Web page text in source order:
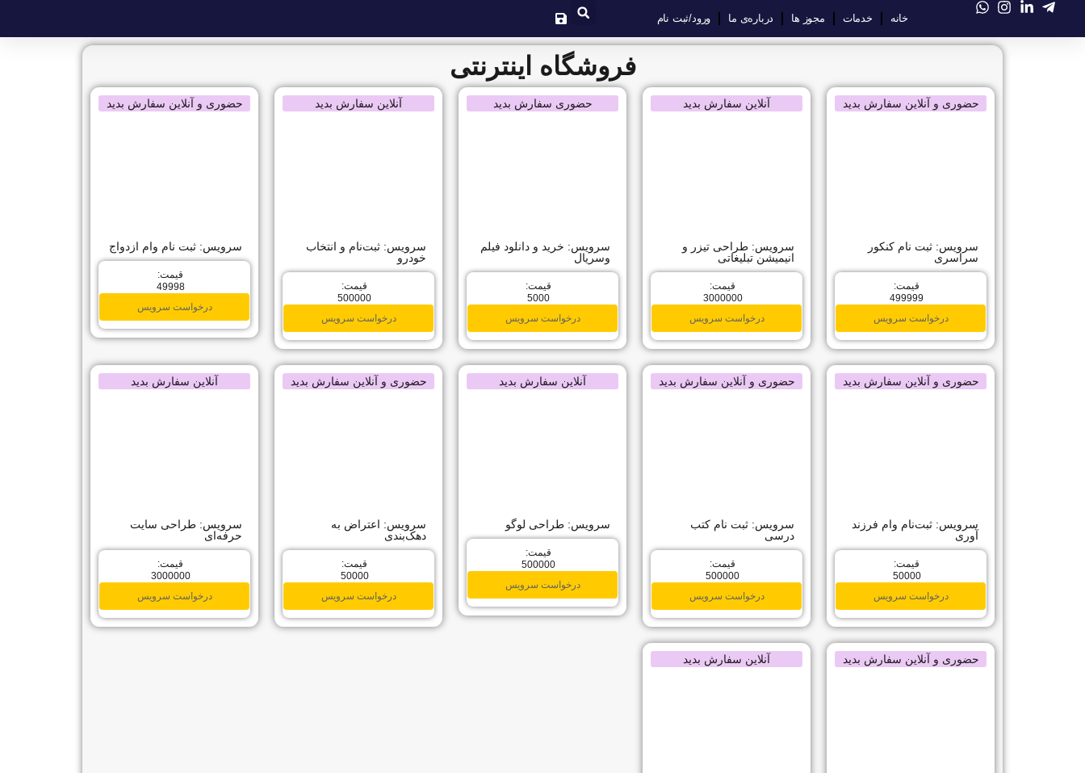
خانه خدمات مجوز ها درباره‌ی ما ورود/ثبت نام
فروشگاه اینترنتی
حضوری و آنلاین سفارش بدید
سرویس: ثبت نام کنکور
سراسری
قیمت:
499999
درخواست سرویس
آنلاین سفارش بدید
سرویس: طراحی تیزر و
انیمیشن تبلیغاتی
قیمت:
3000000
درخواست سرویس
حضوری سفارش بدید
سرویس: خرید و دانلود فیلم
وسریال
قیمت:
5000
درخواست سرویس
آنلاین سفارش بدید
سرویس: ثبت‌نام و انتخاب
خودرو
قیمت:
500000
درخواست سرویس
حضوری و آنلاین سفارش بدید
سرویس: ثبت نام وام ازدواج
قیمت:
49998
درخواست سرویس
حضوری و آنلاین سفارش بدید
سرویس: ثبت‌نام وام فرزند
آوری
قیمت:
50000
درخواست سرویس
حضوری و آنلاین سفارش بدید
سرویس: ثبت نام کتب
درسی
قیمت:
500000
درخواست سرویس
آنلاین سفارش بدید
سرویس: طراحی لوگو
قیمت:
500000
درخواست سرویس
حضوری و آنلاین سفارش بدید
سرویس: اعتراض به
دهک‌بندی
قیمت:
50000
درخواست سرویس
آنلاین سفارش بدید
سرویس: طراحی سایت
حرفه‌ای
قیمت:
3000000
درخواست سرویس
حضوری و آنلاین سفارش بدید آنلاین سفارش بدید